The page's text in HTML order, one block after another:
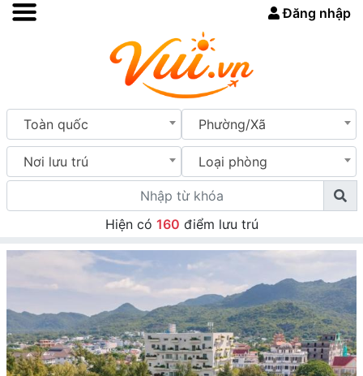
Đăng nhập
Toàn quốc Phường/Xã
Nơi lưu trú Loại phòng
Hiện có 160 điểm lưu trú